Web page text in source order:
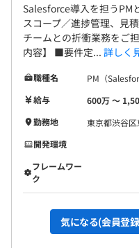
全社109名（業務委託・
元Salesforce出身など
ルが多いです。
★合計3名のチーム構成
当プロジェクトチーム
（PL）1名とエンジニア
れかの体制を取ります。
Salesforce導入を担うPM
スコープ／進捗管理、見
チームとの折衝業務をご
内容】 ■要件定... 詳しく
職種名
PM（
給与
600万 〜
勤務地
東京都渋谷
開発環境
フレームワー
ク
気になる(会員登